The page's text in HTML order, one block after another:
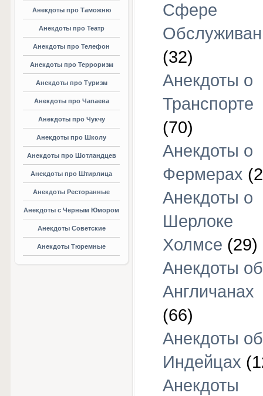
Анекдоты про Таможню
Анекдоты про Театр
Анекдоты про Телефон
Анекдоты про Терроризм
Анекдоты про Туризм
Анекдоты про Чапаева
Анекдоты про Чукчу
Анекдоты про Школу
Анекдоты про Шотландцев
Анекдоты про Штирлица
Анекдоты Ресторанные
Анекдоты с Черным Юмором
Анекдоты Советские
Анекдоты Тюремные
Сфере
(32)
Анекдоты о
Транспорте
(70)
Анекдоты о
Фермерах
Анекдоты о
Шерлоке
Холмсе (29)
Анекдоты об
Англичанах
(66)
Анекдоты об
Индейцах
Анекдоты